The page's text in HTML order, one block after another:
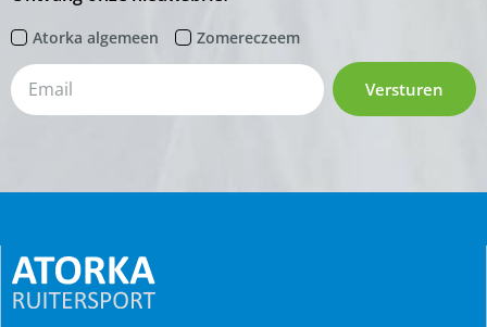
Atorka algemeen Zomereczeem
Versturen